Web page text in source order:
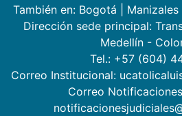
También en: Bogotá Manizales
Dirección sede principal:
Medellín -
Tel.: +57 (604)
Correo Institucional:
Correo